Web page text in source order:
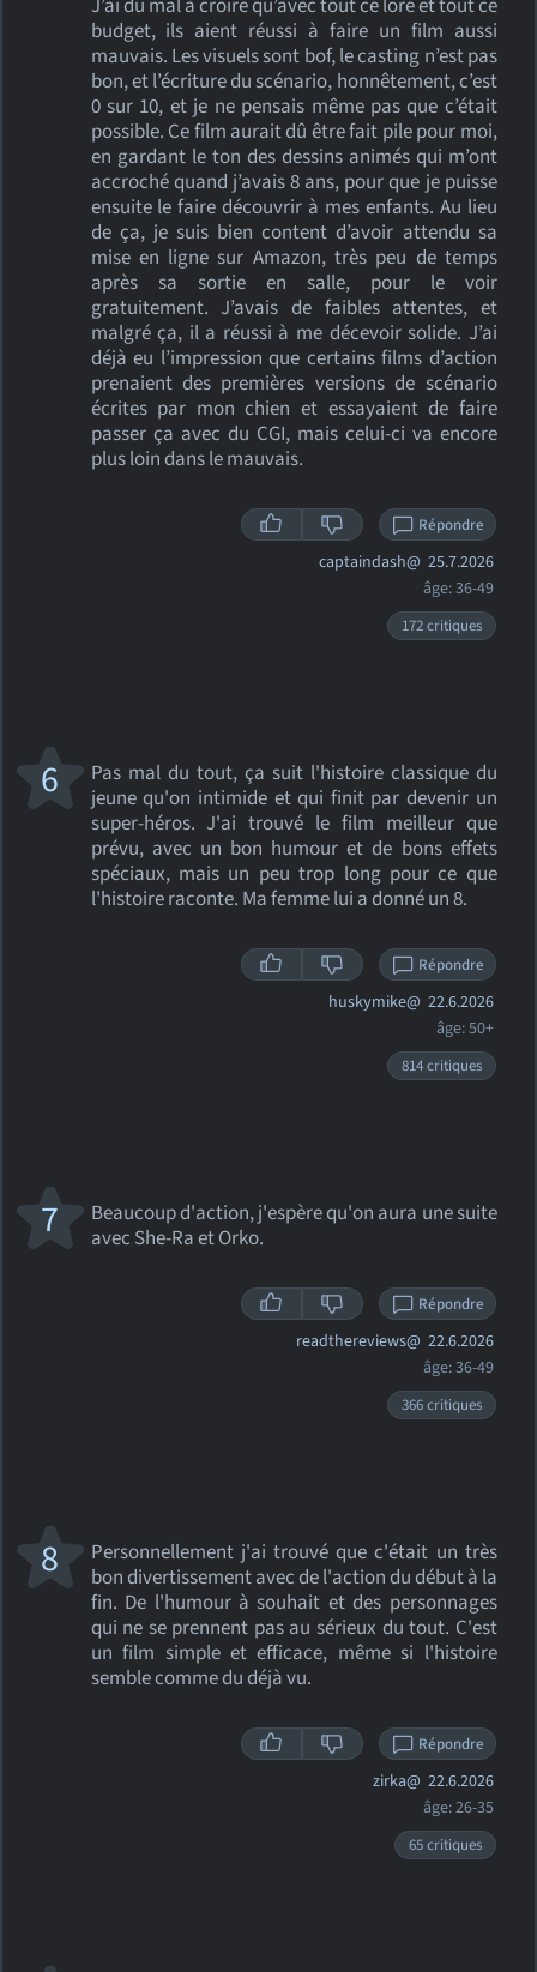
J’ai du mal à croire qu’avec tout ce lore et tout ce
budget, ils aient réussi à faire un film aussi
mauvais. Les visuels sont bof, le casting n’est pas
bon, et l’écriture du scénario, honnêtement, c’est
0 sur 10, et je ne pensais même pas que c’était
possible. Ce film aurait dû être fait pile pour moi,
en gardant le ton des dessins animés qui m’ont
accroché quand j’avais 8 ans, pour que je puisse
ensuite le faire découvrir à mes enfants. Au lieu
de ça, je suis bien content d’avoir attendu sa
mise en ligne sur Amazon, très peu de temps
après sa sortie en salle, pour le voir
gratuitement. J’avais de faibles attentes, et
malgré ça, il a réussi à me décevoir solide. J’ai
déjà eu l’impression que certains films d’action
prenaient des premières versions de scénario
écrites par mon chien et essayaient de faire
passer ça avec du CGI, mais celui-ci va encore
plus loin dans le mauvais.
Répondre
captaindash@ 25.7.2026
âge: 36-49
172 critiques
Pas mal du tout, ça suit l'histoire classique du
jeune qu'on intimide et qui finit par devenir un
super-héros. J'ai trouvé le film meilleur que
prévu, avec un bon humour et de bons effets
spéciaux, mais un peu trop long pour ce que
l'histoire raconte. Ma femme lui a donné un 8.
6
Répondre
huskymike@ 22.6.2026
âge: 50+
814 critiques
Beaucoup d'action, j'espère qu'on aura une suite
avec She-Ra et Orko.
7
Répondre
readthereviews@ 22.6.2026
âge: 36-49
366 critiques
Personnellement j'ai trouvé que c'était un très
bon divertissement avec de l'action du début à la
fin. De l'humour à souhait et des personnages
qui ne se prennent pas au sérieux du tout. C'est
un film simple et efficace, même si l'histoire
semble comme du déjà vu.
8
Répondre
zirka@ 22.6.2026
âge: 26-35
65 critiques